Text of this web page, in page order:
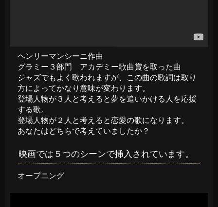
ヘンリーマンシーニ作曲
グラミー３部門 アカデミー歌曲賞を取った曲
ジャズでもよく歌われますが、この曲の歌詞は取り
方によってかなり意味が変わります。
登場人物が３人と考えると夢を追いかける人を応援
する歌。
登場人物が２人と考えると恋愛の歌になります。
あなたはどちらで考えていましたか？
映画では５つのシーンで挿入されています。
オープニング